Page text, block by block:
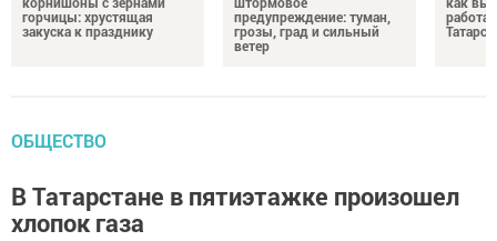
горчицы: хрустящая
закуска к празднику
предупреждение: туман,
грозы, град и сильный
ветер
ОБЩЕСТВО
В Татарстане в пятиэтажке произошел
хлопок газа